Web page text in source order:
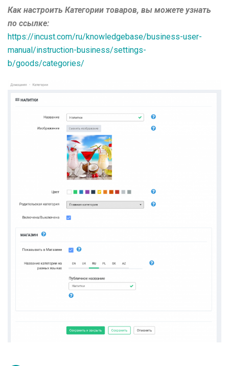
Как настроить Категории товаров, вы можете узнать
по ссылке:
https://incust.com/ru/knowledgebase/business-user-
manual/instruction-business/settings-
b/goods/categories/